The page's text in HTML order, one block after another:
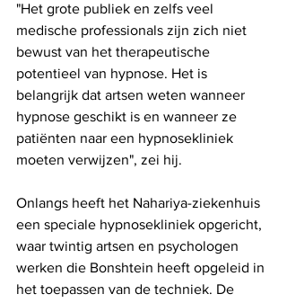
"Het grote publiek en zelfs veel
medische professionals zijn zich niet
bewust van het therapeutische
potentieel van hypnose. Het is
belangrijk dat artsen weten wanneer
hypnose geschikt is en wanneer ze
patiënten naar een hypnosekliniek
moeten verwijzen", zei hij.
Onlangs heeft het Nahariya-ziekenhuis
een speciale hypnosekliniek opgericht,
waar twintig artsen en psychologen
werken die Bonshtein heeft opgeleid in
het toepassen van de techniek. De